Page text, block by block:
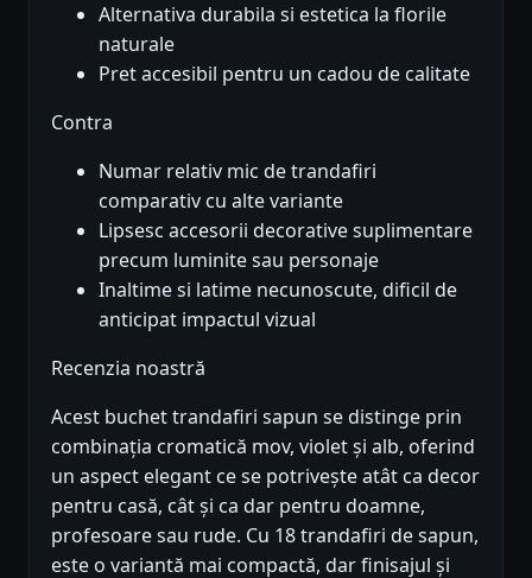
Alternativa durabila si estetica la florile
naturale
Pret accesibil pentru un cadou de calitate
Contra
Numar relativ mic de trandafiri
comparativ cu alte variante
Lipsesc accesorii decorative suplimentare
precum luminite sau personaje
Inaltime si latime necunoscute, dificil de
anticipat impactul vizual
Recenzia noastră
Acest buchet trandafiri sapun se distinge prin
combinația cromatică mov, violet și alb, oferind
un aspect elegant ce se potrivește atât ca decor
pentru casă, cât și ca dar pentru doamne,
profesoare sau rude. Cu 18 trandafiri de sapun,
este o variantă mai compactă, dar finisajul și